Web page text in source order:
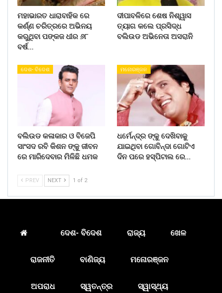
ମହାଭାରତ ଧାରାବାହିକ ରେ
କର୍ଣ୍ଣ ଚରିତ୍ରରେ ଅଭିନୟ
କରୁଥିବା ପଙ୍କଜ ଧୀର ୬୮
ବର୍ଷ…
ଦୀପାବଳିରେ ଶେଷ ନିଶ୍ୱାସ
ତ୍ୟାଗ କଲେ ପ୍ରସିଦ୍ଧ
ବଲିଉଡ ଅଭିନେତା ଅସରାନି
ଦେଶ- ବିଦେଶ
ବଲିଉଡ କଳାକାର ଓ ବିଜେପି
ସାଂସଦ ରବି କିଶନ ଙ୍କୁ ଜୀବନ
ରେ ମାରିଦେବାର ମିଳିଛି ଧମକ
ମନୋରଞ୍ଜନ
ଧର୍ମେନ୍ଦ୍ର ଙ୍କୁ ଦେଖିବାକୁ
ଯାଇଥିବା ଗୋବିନ୍ଦା ଗୋଟିଏ
ଦିନ ପରେ ହସ୍ପିଟାଲ ରେ…
PREV NEXT 1 of 2
ଦେଶ- ବିଦେଶ ରାଜ୍ୟ ଖେଳ
ରାଜନୀତି ବାଣିଜ୍ୟ ମନୋରଞ୍ଜନ
ଅପରାଧ ସ୍ୱତନ୍ତ୍ର ସ୍ୱାସ୍ଥ୍ୟ